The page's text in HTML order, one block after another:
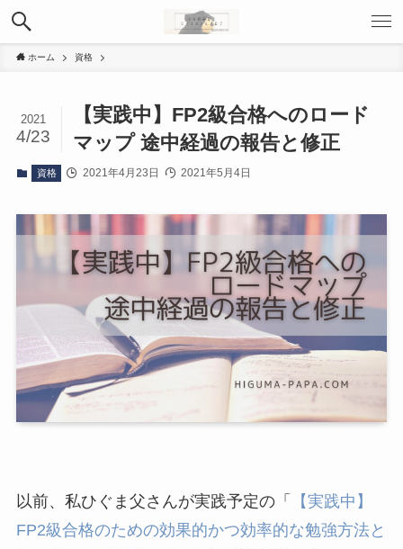
ホーム 資格
【実践中】FP2級合格へのロード
マップ 途中経過の報告と修正
2021
4/23
資格 2021年4月23日 2021年5月4日
以前、私ひぐま父さんが実践予定の「
【実践中】
FP2級合格のための効果的かつ効率的な勉強方法と